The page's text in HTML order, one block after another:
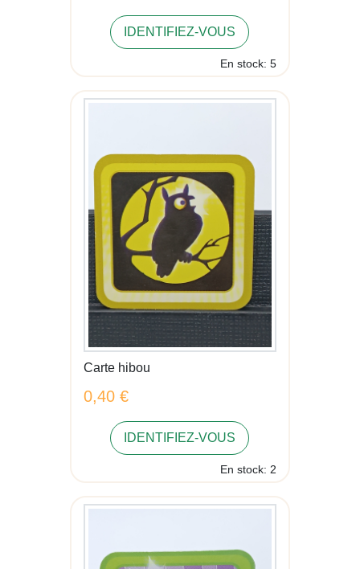
IDENTIFIEZ-VOUS
En stock: 5
Carte hibou
0,40 €
IDENTIFIEZ-VOUS
En stock: 2